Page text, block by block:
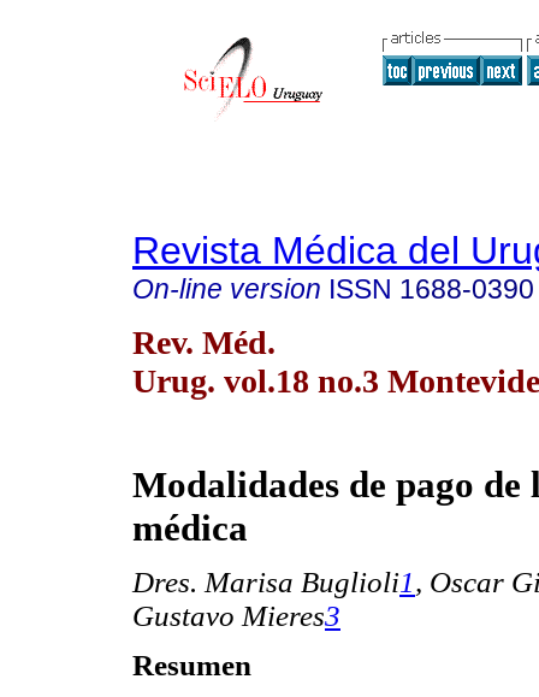
Revista Médica del
On-line version ISSN 1688-0390
Rev. Méd.
Urug. vol.18 no.3
Modalidades de pago de
médica
Dres. Marisa Buglioli1, Oscar
Gustavo Mieres3
Resumen